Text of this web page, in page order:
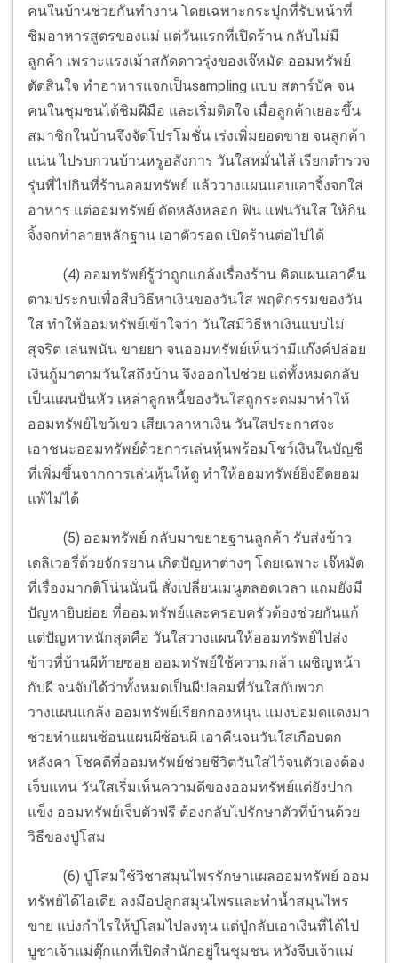
คนในบ้านช่วยกันทำงาน โดยเฉพาะกระปุกที่รับหน้าที่
ชิมอาหารสูตรของแม่ แต่วันแรกที่เปิดร้าน กลับไม่มี
ลูกค้า เพราะแรงเม้าสกัดดาวรุ่งของเจ๊หมัด ออมทรัพย์
ตัดสินใจ ทำอาหารแจกเป็นsampling แบบ สตาร์บัค จน
คนในชุมชนได้ชิมฝีมือ และเริ่มติดใจ เมื่อลูกค้าเยอะขึ้น
สมาชิกในบ้านจึงจัดโปรโมชั่น เร่งเพิ่มยอดขาย จนลูกค้า
แน่น ไปรบกวนบ้านหรูอลังการ วันใสหมั่นไส้ เรียกตำรวจ
รุ่นพี่ไปกินที่ร้านออมทรัพย์ แล้ววางแผนแอบเอาจิ้งจกใส่
อาหาร แต่ออมทรัพย์ ดัดหลังหลอก ฟิน แฟนวันใส ให้กิน
จิ้งจกทำลายหลักฐาน เอาตัวรอด เปิดร้านต่อไปได้
(4) ออมทรัพย์รู้ว่าถูกแกล้งเรื่องร้าน คิดแผนเอาคืน
ตามประกบเพื่อสืบวิธีหาเงินของวันใส พฤติกรรมของวัน
ใส ทำให้ออมทรัพย์เข้าใจว่า วันใสมีวิธีหาเงินแบบไม่
สุจริต เล่นพนัน ขายยา จนออมทรัพย์เห็นว่ามีแก๊งค์ปล่อย
เงินกู้มาตามวันใสถึงบ้าน จึงออกไปช่วย แต่ทั้งหมดกลับ
เป็นแผนปั่นหัว เหล่าลูกหนี้ของวันใสถูกระดมมาทำให้
ออมทรัพย์ไขว้เขว เสียเวลาหาเงิน วันใสประกาศจะ
เอาชนะออมทรัพย์ด้วยการเล่นหุ้นพร้อมโชว์เงินในบัญชี
ที่เพิ่มขึ้นจากการเล่นหุ้นให้ดู ทำให้ออมทรัพย์ยิ่งฮึดยอม
แพ้ไม่ได้
(5) ออมทรัพย์ กลับมาขยายฐานลูกค้า รับส่งข้าว
เดลิเวอรี่ด้วยจักรยาน เกิดปัญหาต่างๆ โดยเฉพาะ เจ๊หมัด
ที่เรื่องมากติโน่นนั่นนี่ สั่งเปลี่ยนเมนูตลอดเวลา แถมยังมี
ปัญหายิบย่อย ที่ออมทรัพย์และครอบครัวต้องช่วยกันแก้
แต่ปัญหาหนักสุดคือ วันใสวางแผนให้ออมทรัพย์ไปส่ง
ข้าวที่บ้านผีท้ายซอย ออมทรัพย์ใช้ความกล้า เผชิญหน้า
กับผี จนจับได้ว่าทั้งหมดเป็นผีปลอมที่วันใสกับพวก
วางแผนแกล้ง ออมทรัพย์เรียกกองหนุน แมงปอมดแดงมา
ช่วยทำแผนซ้อนแผนผีซ้อนผี เอาคืนจนวันใสเกือบตก
หลังคา โชคดีที่ออมทรัพย์ช่วยชีวิตวันใสไว้จนตัวเองต้อง
เจ็บแทน วันใสเริ่มเห็นความดีของออมทรัพย์แต่ยังปาก
แข็ง ออมทรัพย์เจ็บตัวฟรี ต้องกลับไปรักษาตัวที่บ้านด้วย
วิธีของปู่โสม
(6) ปู่โสมใช้วิชาสมุนไพรรักษาแผลออมทรัพย์ ออม
ทรัพย์ได้ไอเดีย ลงมือปลูกสมุนไพรและทำน้ำสมุนไพร
ขาย แบ่งกำไรให้ปู่โสมไปลงทุน แต่ปู่กลับเอาเงินที่ได้ไป
บูชาเจ้าแม่ตุ๊กแกที่เปิดสำนักอยู่ในชุมชน หวังจีบเจ้าแม่